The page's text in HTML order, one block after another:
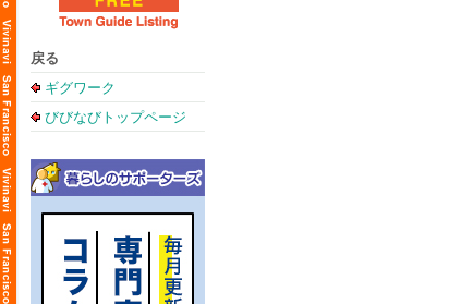
戻る
ギグワーク
びびなびトップページ